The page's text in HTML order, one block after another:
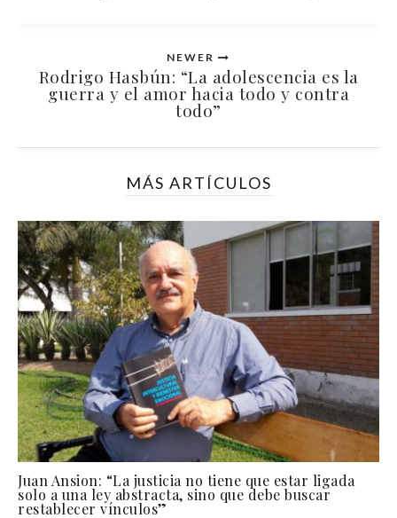
NEWER
Rodrigo Hasbún: “La adolescencia es la
guerra y el amor hacia todo y contra
todo”
MÁS ARTÍCULOS
Juan Ansion: “La justicia no tiene que estar ligada
solo a una ley abstracta, sino que debe buscar
restablecer vínculos”